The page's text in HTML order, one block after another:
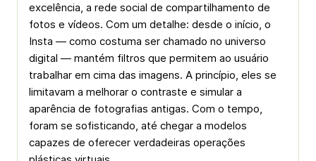
excelência, a rede social de compartilhamento de
fotos e vídeos. Com um detalhe: desde o início, o
Insta — como costuma ser chamado no universo
digital — mantém filtros que permitem ao usuário
trabalhar em cima das imagens. A princípio, eles se
limitavam a melhorar o contraste e simular a
aparência de fotografias antigas. Com o tempo,
foram se sofisticando, até chegar a modelos
capazes de oferecer verdadeiras operações